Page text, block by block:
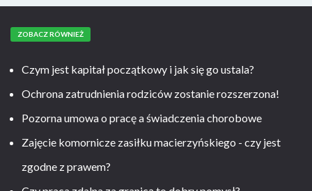
ZOBACZ RÓWNIEŻ
Czym jest kapitał początkowy i jak się go ustala?
Ochrona zatrudnienia rodziców zostanie rozszerzona!
Pozorna umowa o pracę a świadczenia chorobowe
Zajęcie komornicze zasiłku macierzyńskiego - czy jest
zgodne z prawem?